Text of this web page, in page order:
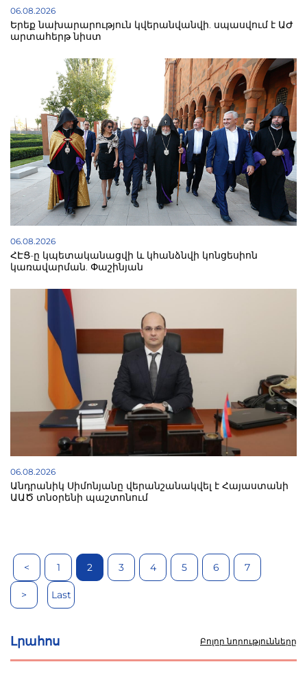
06.08.2026
Երեք նախարարություն կվերանվանվի. սպասվում է ԱԺ
արտահերթ նիստ
06.08.2026
ՀԷՑ-ը կպետականացվի և կհանձնվի կոնցեսիոն
կառավարման. Փաշինյան
06.08.2026
Անդրանիկ Սիմոնյանը վերանշանակվել է Հայաստանի
ԱԱԾ տնօրենի պաշտոնում
< 1 2 3 4 5 6 7
> Last
Լրահոս Բոլոր նորությունները